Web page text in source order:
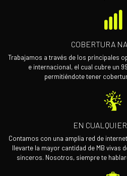
COBERTURA
Trabajamos a través de los principales
e internacional, el cual cubre un
permitiéndote tener
EN
Contamos con una amplia red de
llevarte la mayor cantidad de MB vivas
sinceros. Nosotros, siempre te